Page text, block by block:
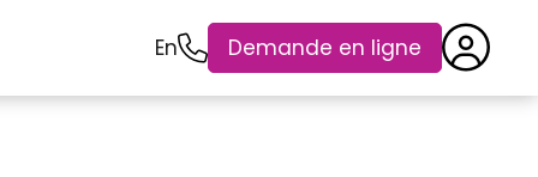
En Demande en ligne